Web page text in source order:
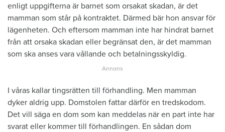
enligt uppgifterna är barnet som orsakat skadan, är det
mamman som står på kontraktet. Därmed bär hon ansvar för
lägenheten. Och eftersom mamman inte har hindrat barnet
från att orsaka skadan eller begränsat den, är det mamman
som ska anses vara vållande och betalningsskyldig.
I våras kallar tingsrätten till förhandling. Men mamman
dyker aldrig upp. Domstolen fattar därför en tredskodom.
Det vill säga en dom som kan meddelas när en part inte har
svarat eller kommer till förhandlingen. En sådan dom